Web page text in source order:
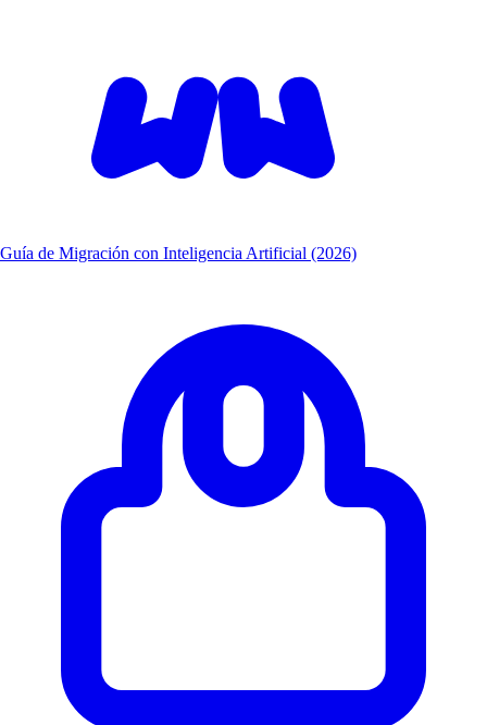
Guía de Migración con Inteligencia Artificial (2026)